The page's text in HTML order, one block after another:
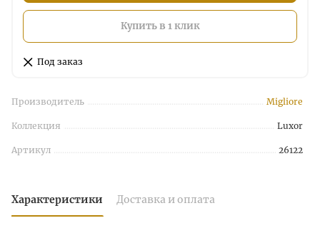
Купить в 1 клик
Под заказ
Производитель Migliore
Коллекция Luxor
Артикул 26122
Характеристики Доставка и оплата